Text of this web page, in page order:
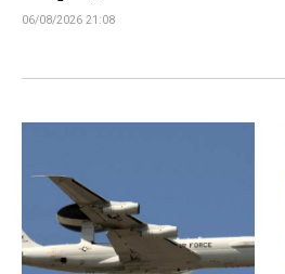
06/08/2026 21:08